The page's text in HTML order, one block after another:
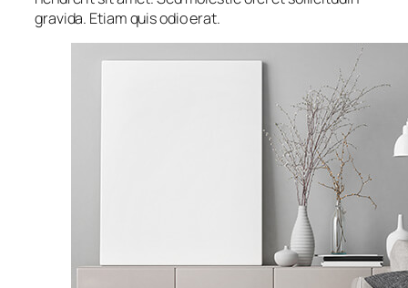
gravida. Etiam quis odio erat.